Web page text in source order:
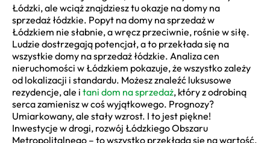
Łódzki, ale wciąż znajdziesz tu okazje na domy na
sprzedaż łódzkie. Popyt na domy na sprzedaż w
Łódzkiem nie słabnie, a wręcz przeciwnie, rośnie w siłę.
Ludzie dostrzegają potencjał, a to przekłada się na
wszystkie domy na sprzedaż łódzkie. Analiza cen
nieruchomości w Łódzkiem pokazuje, że wszystko zależy
od lokalizacji i standardu. Możesz znaleźć luksusowe
rezydencje, ale i tani dom na sprzedaż, który z odrobiną
serca zamienisz w coś wyjątkowego. Prognozy?
Umiarkowany, ale stały wzrost. I to jest piękne!
Inwestycje w drogi, rozwój Łódzkiego Obszaru
Metropolitalnego – to wszystko przekłada się na wartość,